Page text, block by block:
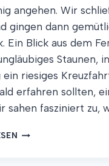
angehen. Wir
gingen dann
Ein Blick aus dem
Staunen,
ein riesiges
erfahren sollten,
sahen fasziniert zu,
EIN